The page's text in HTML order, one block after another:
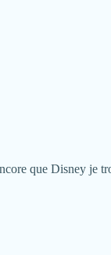
que Disney je